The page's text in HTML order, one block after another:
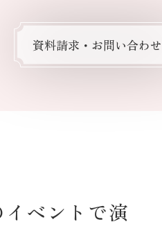
資料請求・お問い合わせ
ベントで演